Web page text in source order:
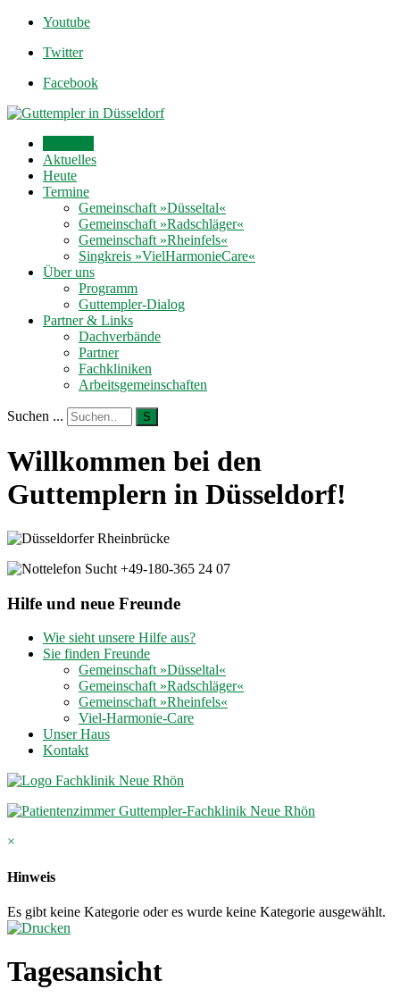
Youtube
Twitter
Facebook
Aktuelles
Heute
Termine
Gemeinschaft »Düsseltal«
Gemeinschaft »Radschläger«
Gemeinschaft »Rheinfels«
Singkreis »VielHarmonieCare«
Über uns
Programm
Guttempler-Dialog
Partner & Links
Dachverbände
Partner
Fachkliniken
Arbeitsgemeinschaften
Suchen ... S
Willkommen bei den
Guttemplern in Düsseldorf!
Hilfe und neue Freunde
Wie sieht unsere Hilfe aus?
Sie finden Freunde
Gemeinschaft »Düsseltal«
Gemeinschaft »Radschläger«
Gemeinschaft »Rheinfels«
Viel-Harmonie-Care
Unser Haus
Kontakt
×
Hinweis
Es gibt keine Kategorie oder es wurde keine Kategorie ausgewählt.
Tagesansicht